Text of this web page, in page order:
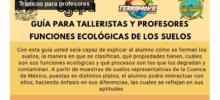
Trípticos para profesores